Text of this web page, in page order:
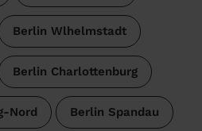
Berlin Wlhelmstadt
Berlin Charlottenburg
Nord Berlin Spandau